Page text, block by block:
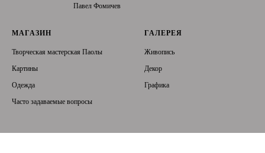
Павел Фомичев
МАГАЗИН
Творческая мастерская Паолы
Картины
Одежда
Часто задаваемые вопросы
ГАЛЕРЕЯ
Живопись
Декор
Графика